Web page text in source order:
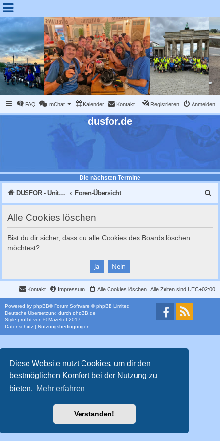
Diese Website nutzt Cookies, um dir den
bestmöglichen Komfort bei der Nutzung zu
bieten. Mehr erfahren
Verstanden!
FAQ mChat Kalender Kontakt Anmelden
Registrieren
dusfor.de
Die nächsten Termine
DUSFOR - United Sk8 Nations :: Inline skaten in Düsseldorf Foren-Übersicht
u
Alle Cookies löschen
Bist du dir sicher, dass du alle Cookies des Boards löschen
möchtest?
Alle Zeiten sind UTC+02:00
Alle Cookies löschen
Impressum
Kontakt
Powered by phpBB® Forum Software © phpBB Limited
Deutsche Übersetzung durch phpBB.de
Style proflat von ©Mazeltof 2017
Datenschutz | Nutzungsbedingungen